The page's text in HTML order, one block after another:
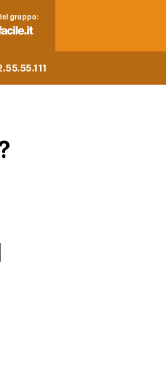
gruppo: